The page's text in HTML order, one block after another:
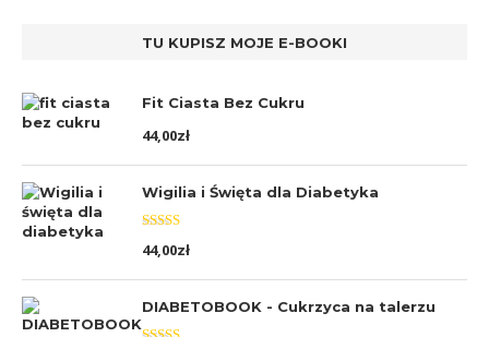
TU KUPISZ MOJE E-BOOKI
Fit Ciasta Bez Cukru
44,00zł
Wigilia i Święta dla Diabetyka
Oceniono
5.00na 5
44,00zł
DIABETOBOOK - Cukrzyca na talerzu